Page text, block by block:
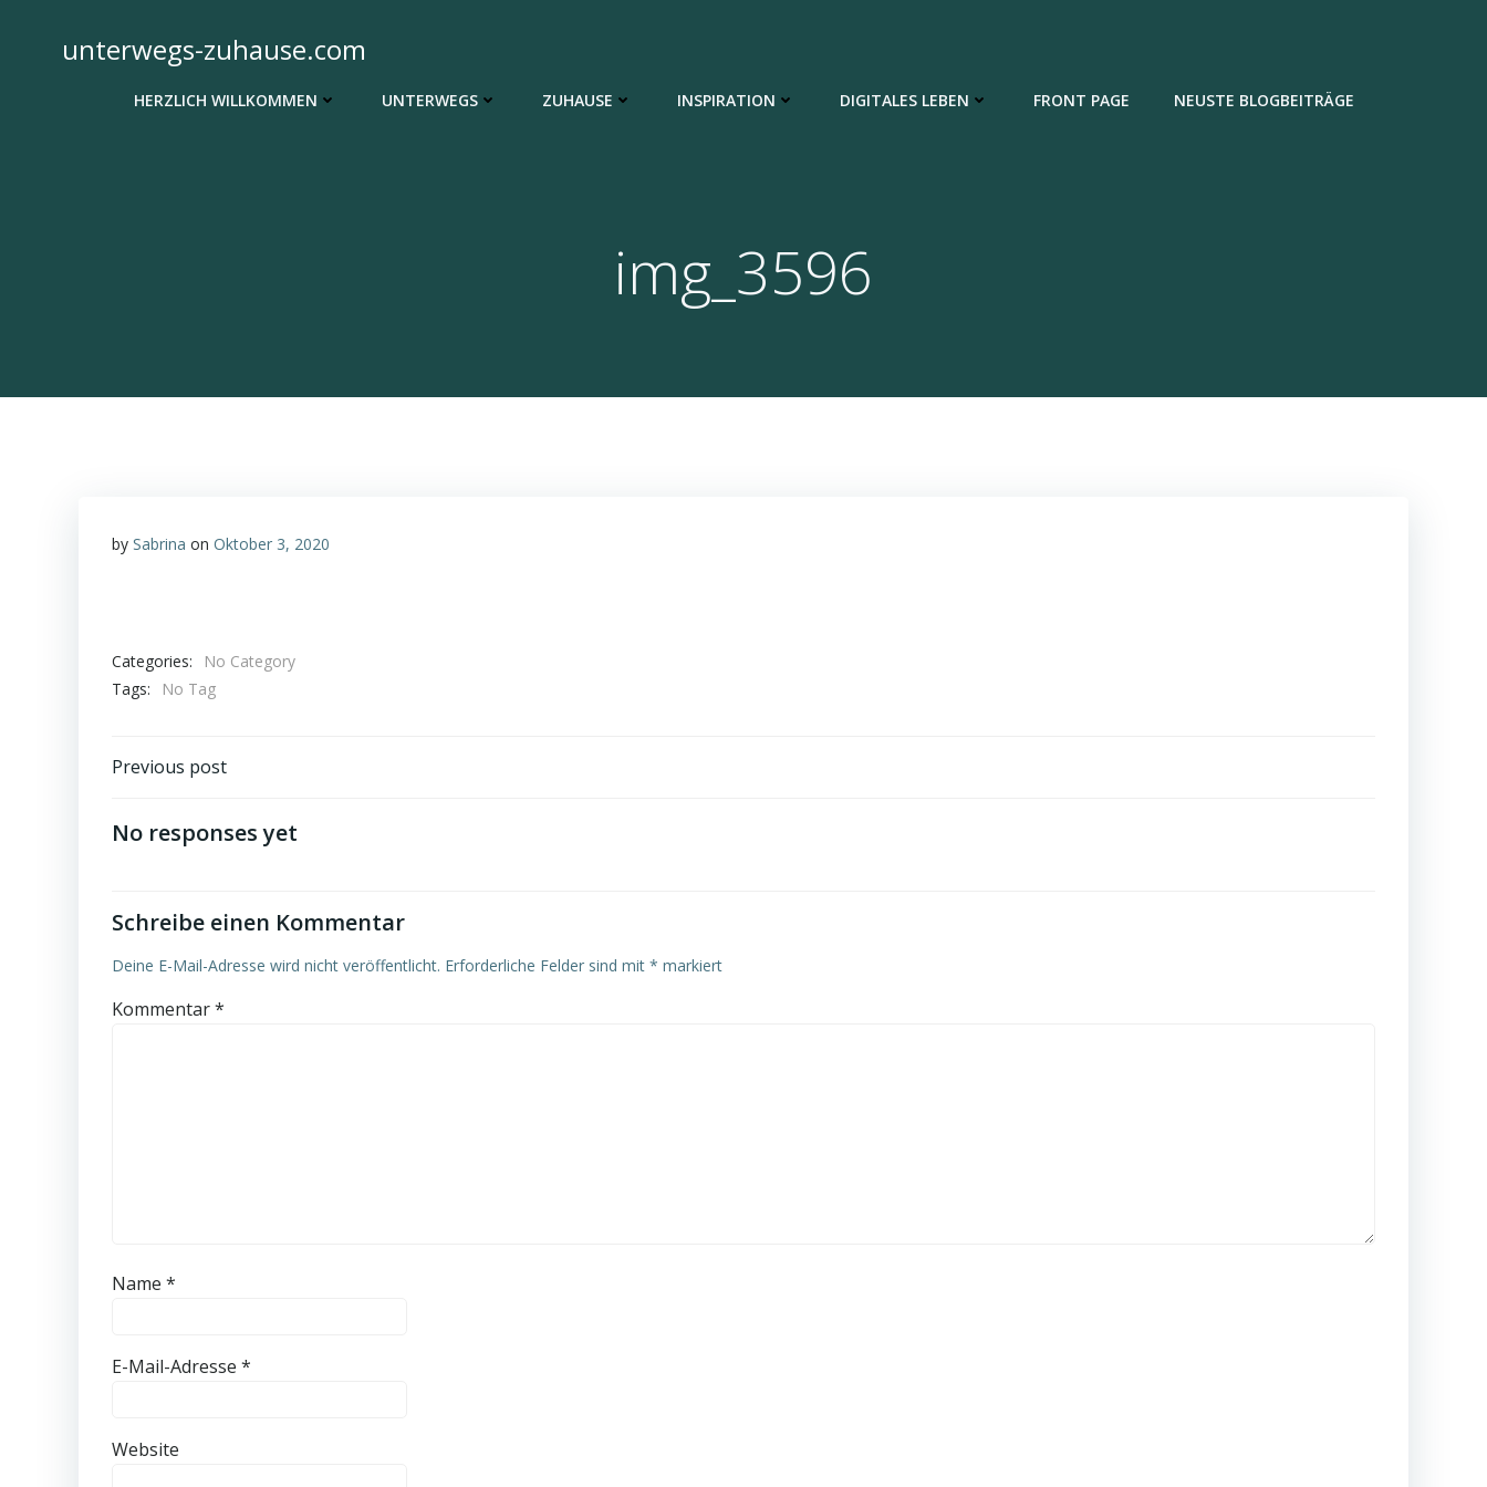
springenunterwegs-zuhause.com
HERZLICH WILLKOMMEN UNTERWEGS ZUHAUSE INSPIRATION DIGITALES LEBEN FRONT PAGE NEUSTE BLOGBEITRÄGE
img_3596
by Sabrina on Oktober 3, 2020
Categories:
No Category
Tags:
No Tag
Post
navigation
Previous post
No responses yet
Schreibe einen Kommentar
Deine E-Mail-Adresse wird nicht veröffentlicht. Erforderliche Felder sind mit * markiert
Kommentar*
Name *
E-Mail-Adresse *
Website